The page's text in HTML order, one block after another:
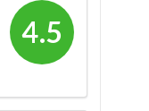
4.5